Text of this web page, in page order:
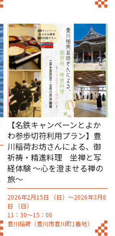
【名鉄キャンペーンとよか
わ参歩切符利用プラン】豊
川稲荷お坊さんによる、御
祈祷・精進料理 坐禅と写
経体験 ～心を澄ませる禅の
旅～
2026年2月15日 （日）～2026年3月8
日 （日）
11：30～15：00
豊川稲荷（豊川市豊川町1番地）